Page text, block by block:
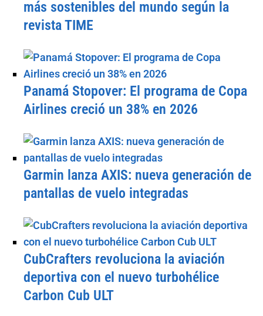
más sostenibles del mundo según la
revista TIME
Panamá Stopover: El programa de Copa
Airlines creció un 38% en 2026
Garmin lanza AXIS: nueva generación de
pantallas de vuelo integradas
CubCrafters revoluciona la aviación
deportiva con el nuevo turbohélice
Carbon Cub ULT